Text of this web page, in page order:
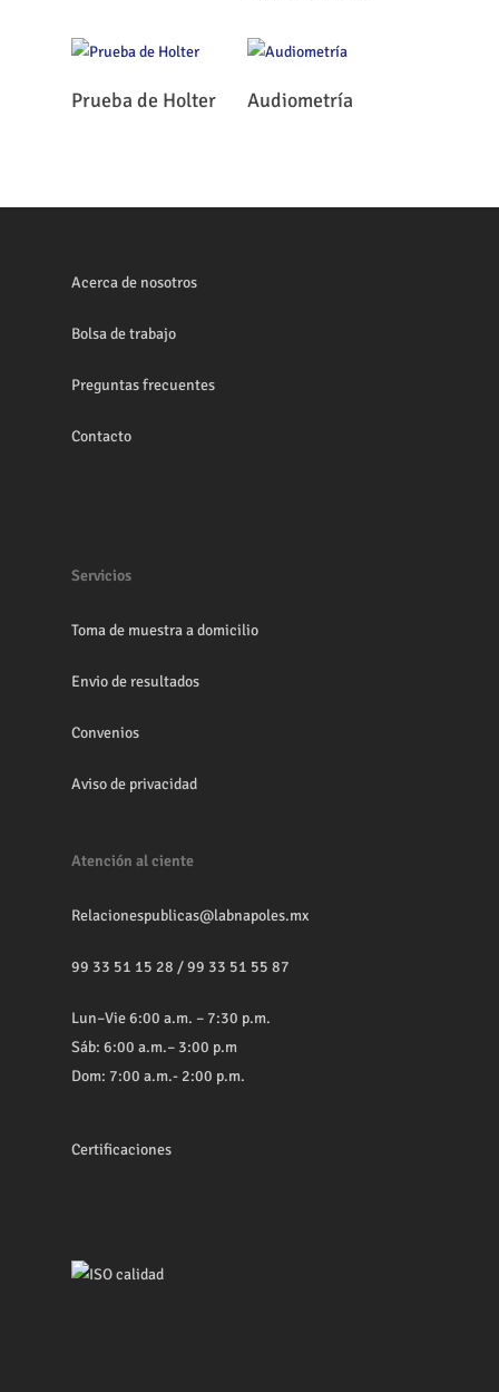
Leer Más
Prueba de Holter Leer Más
Audiometría
Acerca de nosotros
Bolsa de trabajo
Preguntas frecuentes
Contacto
Servicios
Toma de muestra a domicilio
Envio de resultados
Convenios
Aviso de privacidad
Atención al ciente
Relacionespublicas@labnapoles.mx
99 33 51 15 28 /99 33 51 55 87
Lun–Vie 6:00 a.m. – 7:30 p.m.
Sáb: 6:00 a.m.– 3:00 p.m
Dom: 7:00 a.m.- 2:00 p.m.
Certificaciones